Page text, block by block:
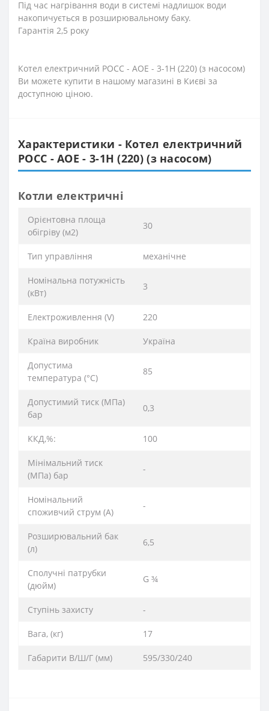
Під час нагрівання води в системі надлишок води
накопичується в розширювальному баку.
Гарантія 2,5 року
Котел електричний РОСС - АОЕ - 3-1Н (220) (з насосом)
Ви можете купити в нашому магазині в Києві за
доступною ціною.
Характеристики - Котел електричний
РОСС - АОЕ - 3-1Н (220) (з насосом)
Котли електричні
Орієнтовна площа
обігріву (м2)
30
Тип управління механічне
Номінальна потужність
(кВт)
3
Електроживлення (V) 220
Країна виробник Україна
Допустима
температура (°C)
85
Допустимий тиск (МПа)
бар
0,3
ККД,%: 100
Мінімальний тиск
(МПа) бар
-
Номінальний
споживчий струм (A)
-
Розширювальний бак
(л)
6,5
Сполучні патрубки
(дюйм)
G ¾
Ступінь захисту -
Вага, (кг) 17
Габарити В/Ш/Г (мм) 595/330/240